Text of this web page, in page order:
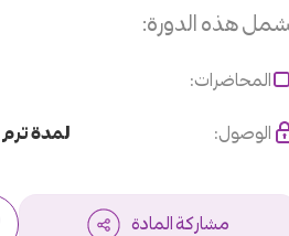
هذه الدورة:
المحاضرات:
الوصول: لمدة
مشاركة المادة